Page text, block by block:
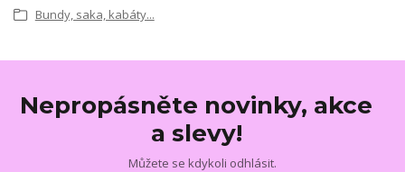
Bundy, saka, kabáty...
Nepropásněte novinky, akce
a slevy!
Můžete se kdykoli odhlásit.